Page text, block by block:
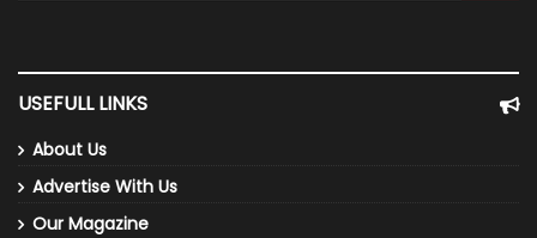
USEFULL LINKS
About Us
Advertise With Us
Our Magazine